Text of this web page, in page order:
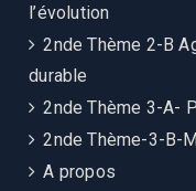
l’évolution
2nde Thème 2-B
durable
2nde Thème 3-A-
2nde Thème-3-B-
A propos